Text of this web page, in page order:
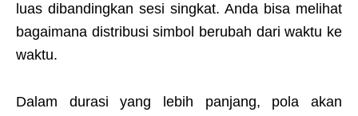
luas dibandingkan sesi singkat. Anda bisa melihat
bagaimana distribusi simbol berubah dari waktu ke
waktu.
Dalam durasi yang lebih panjang, pola akan